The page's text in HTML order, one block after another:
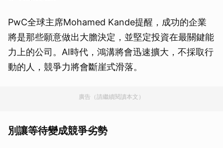
PwC全球主席Mohamed Kande提醒，成功的企業
將是那些願意做出大膽決定，並堅定投資在最關鍵能
力上的公司。AI時代，鴻溝將會迅速擴大，不採取行
動的人，競爭力將會斷崖式滑落。
廣告（請繼續閱讀本文）
別讓等待變成競爭劣勢